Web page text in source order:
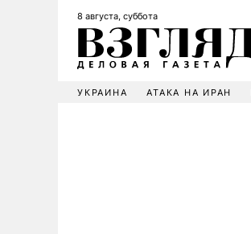
8 августа, суббота
УКРАИНА АТАКА НА ИРАН